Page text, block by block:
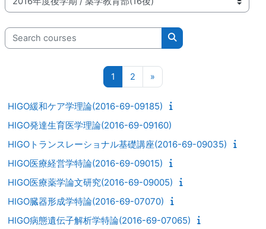
Course categories
Search courses
Search courses
1 Page 1
2 Page 2
»
HIGO緩和ケア学理論(2016-69-09185)
HIGO発達生育医学理論(2016-69-09160)
HIGOトランスレーショナル基礎講座(2016-69-09035)
HIGO医療経営学特論(2016-69-09015)
HIGO医療薬学論文研究(2016-69-09005)
HIGO臓器形成学特論(2016-69-07070)
HIGO病態遺伝子解析学特論(2016-69-07065)